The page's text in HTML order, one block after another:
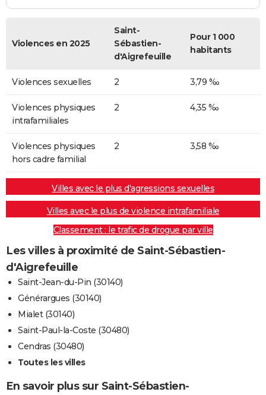
Violences en 2025
Saint-
Sébastien-
d'Aigrefeuille
Pour 1 000
habitants
Violences sexuelles 2 3,79 ‰
Violences physiques
intrafamiliales
2 4,35 ‰
Violences physiques
hors cadre familial
2 3,58 ‰
Villes avec le plus d'agressions sexuelles
Villes avec le plus de violence intrafamiliale
Classement : le trafic de drogue par ville
Les villes à proximité de Saint-Sébastien-
d'Aigrefeuille
Saint-Jean-du-Pin (30140)
Générargues (30140)
Mialet (30140)
Saint-Paul-la-Coste (30480)
Cendras (30480)
Toutes les villes
En savoir plus sur Saint-Sébastien-